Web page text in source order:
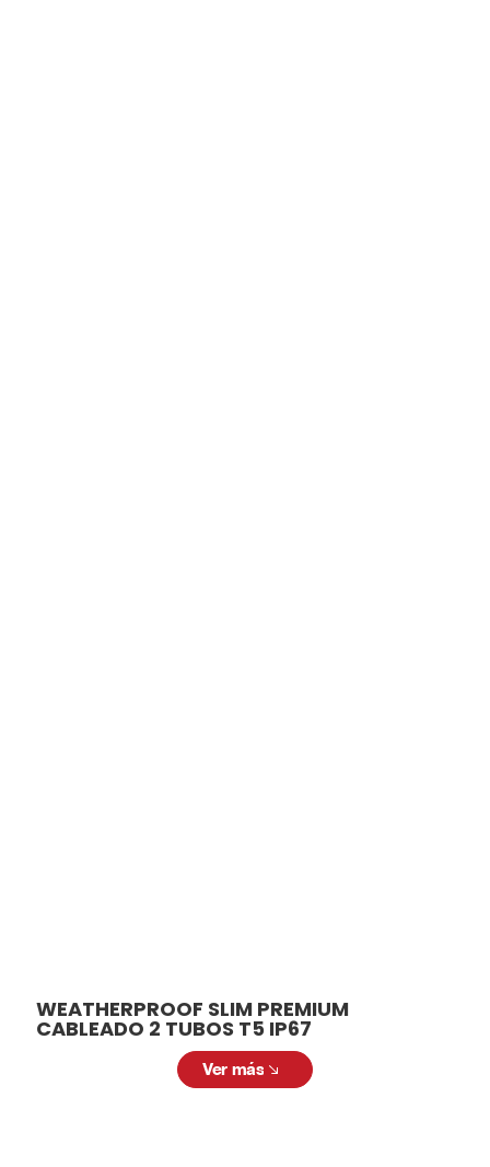
WEATHERPROOF SLIM PREMIUM
CABLEADO 2 TUBOS T5 IP67
Ver más